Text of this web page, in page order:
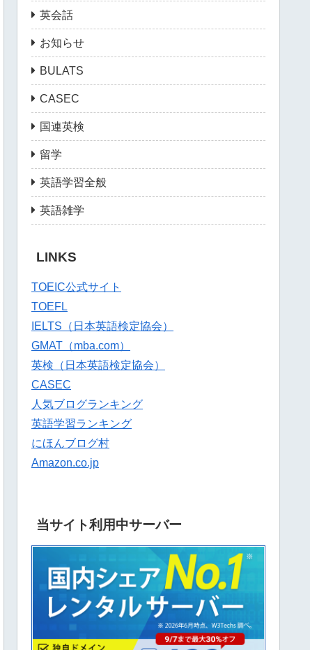
英会話
お知らせ
BULATS
CASEC
国連英検
留学
英語学習全般
英語雑学
LINKS
TOEIC公式サイト
TOEFL
IELTS（日本英語検定協会）
GMAT（mba.com）
英検（日本英語検定協会）
CASEC
人気ブログランキング
英語学習ランキング
にほんブログ村
Amazon.co.jp
当サイト利用中サーバー